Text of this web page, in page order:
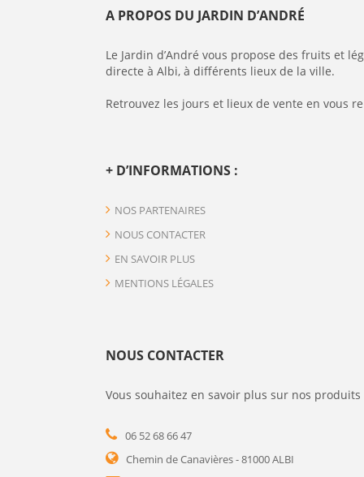
A PROPOS DU JARDIN D’ANDRÉ
Le Jardin d’André vous propose des fruits et
directe à Albi, à différents lieux de la ville.
Retrouvez les jours et lieux de vente en vous
+ D’INFORMATIONS :
NOS PARTENAIRES
NOUS CONTACTER
EN SAVOIR PLUS
MENTIONS LÉGALES
NOUS CONTACTER
Vous souhaitez en savoir plus sur nos
06 52 68 66 47
Chemin de Canavières - 81000 ALBI